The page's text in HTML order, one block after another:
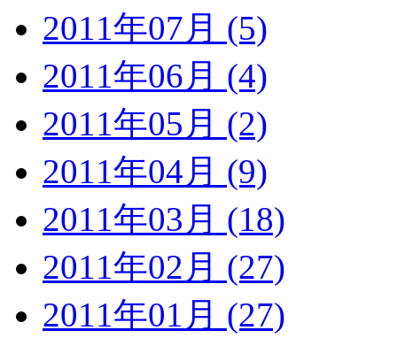
2011年07月 (5)
2011年06月 (4)
2011年05月 (2)
2011年04月 (9)
2011年03月 (18)
2011年02月 (27)
2011年01月 (27)